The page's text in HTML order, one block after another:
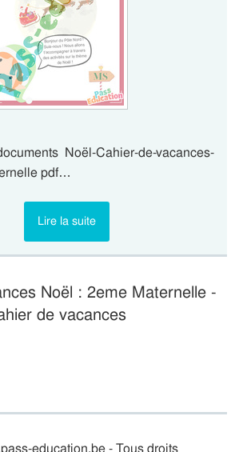
Noël-Cahier-de-vacances-
pdf…
Lire la suite
Noël : 2eme Maternelle -
de vacances
education.be - Tous droits